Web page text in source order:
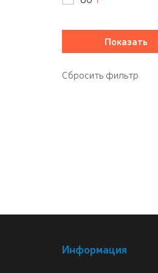
Информация